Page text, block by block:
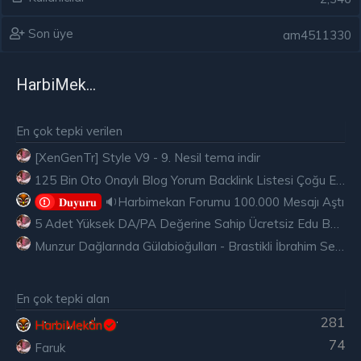
Son üye am4511330
HarbiMekân
En çok tepki verilen
[XenGenTr] Style V9 - 9. Nesil tema indir
𝐃𝐮𝐲𝐮𝐫𝐮
🔉Harbimekan Forumu 100.000 Mesajı Aştı
5 Adet Yüksek DA/PA Değerine Sahip Ücretsiz Edu Backlink
En çok tepki alan
281
HarbiMekân
74
Faruk